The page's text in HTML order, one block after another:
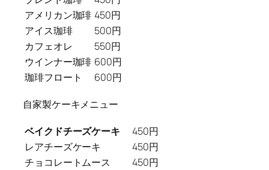
アメリカン珈琲 450円
アイス珈琲
500円
カフェオレ
550円
ウインナー珈琲 600円
珈琲フロート
600円
自家製ケーキメニュー
ベイクドチーズケーキ
450円
レアチーズケーキ
450円
チョコレートムース
450円